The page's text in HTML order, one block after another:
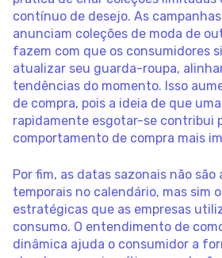
contínuo de desejo. As
anunciam coleções de moda de
fazem com que os consumidores
atualizar seu guarda-roupa,
tendências do momento. Isso
de compra, pois a ideia de que
rapidamente esgotar-se contribui
comportamento de compra mais
Por fim, as datas sazonais não são
temporais no calendário, mas sim
estratégicas que as empresas
consumo. O entendimento de
dinâmica ajuda o consumidor a